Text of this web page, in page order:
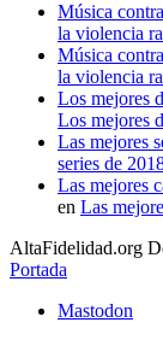
Música
la violencia
Música
la violencia
Los mejores
Los mejores
Las mejores
series de
Las mejores
en Las
AltaFidelidad.org
Portada
Mastodon